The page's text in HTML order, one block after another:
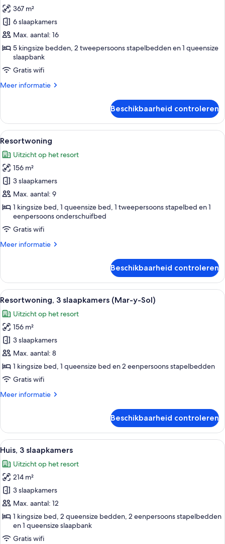
Huis,
6
slaapkamers
(Don't
Worry
Beach
Happy)
367 m²
6 slaapkamers
Max. aantal: 16
5 kingsize bedden, 2 tweepersoons stapelbedden en 1 queensize
slaapbank
Gratis wifi
Meer informatie
Meer
6
slaapkamers
(Don't
Beach
Happy)
Beschikbaarheid controleren
Alle
foto's
voor
Resortwoning
laden
Een moderne keuken met witte
15
Resortwoning
Uitzicht op het resort
156 m²
3 slaapkamers
Max. aantal: 9
1 kingsize bed, 1 queensize bed, 1 tweepersoons stapelbed en 1
eenpersoons onderschuifbed
Gratis wifi
Meer informatie
Meer
Beschikbaarheid controleren
Alle
foto's
voor
Resortwoning,
3
slaapkamers
(Mar-
y-
laden
Een woonkamer met een blauwe
22
Resortwoning, 3 slaapkamers (Mar-y-Sol)
Uitzicht op het resort
156 m²
3 slaapkamers
Max. aantal: 8
1 kingsize bed, 1 queensize bed en 2 eenpersoons stapelbedden
Gratis wifi
Meer informatie
Meer
3
slaapkamers
(Mar-
Sol)
Beschikbaarheid controleren
Alle
foto's
voor
Huis,
3
slaapkamers
laden
Een slaapkamer met een bed,
20
Huis, 3 slaapkamers
Uitzicht op het resort
214 m²
3 slaapkamers
Max. aantal: 12
1 kingsize bed, 2 queensize bedden, 2 eenpersoons stapelbedden
en 1 queensize slaapbank
Gratis wifi